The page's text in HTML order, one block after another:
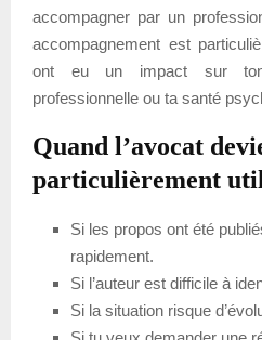
accompagner par un
accompagnement est
ont eu un impact sur
professionnelle ou ta santé
Quand l’avocat
particulièrement
Si les propos ont été
rapidement.
Si l’auteur est difficile à
Si la situation risque